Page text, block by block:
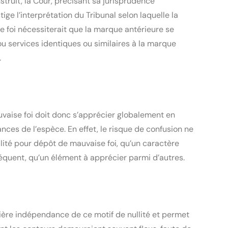
l’interprétation du Tribunal selon laquelle la
foi nécessiterait que la marque antérieure se
services identiques ou similaires à la marque
foi doit donc s’apprécier globalement en
de l’espèce. En effet, le risque de confusion ne
pour dépôt de mauvaise foi, qu’un caractère
qu’un élément à apprécier parmi d’autres.
indépendance de ce motif de nullité et permet